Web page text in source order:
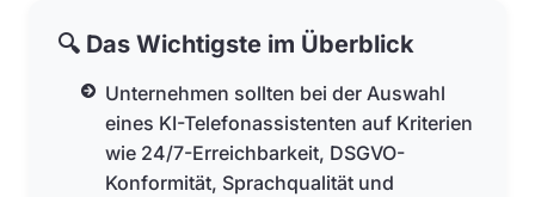
🔍 Das Wichtigste im Überblick
Unternehmen sollten bei der Auswahl
eines KI-Telefonassistenten auf Kriterien
wie 24/7-Erreichbarkeit, DSGVO-
Konformität, Sprachqualität und